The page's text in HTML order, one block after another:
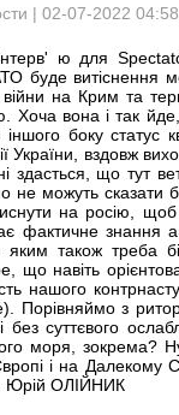
| 02-07-2022
ю для
буде витіснення
на Крим та
Хоча вона і так
боку статус
України, вздовж
здасться, що тут
не можуть сказати
на росію,
фактичне знання
також треба
що навіть
нашого
Порівняймо з
суттєвого
моря, зокрема?
і на Далекому
Юрій ОЛІЙНИК